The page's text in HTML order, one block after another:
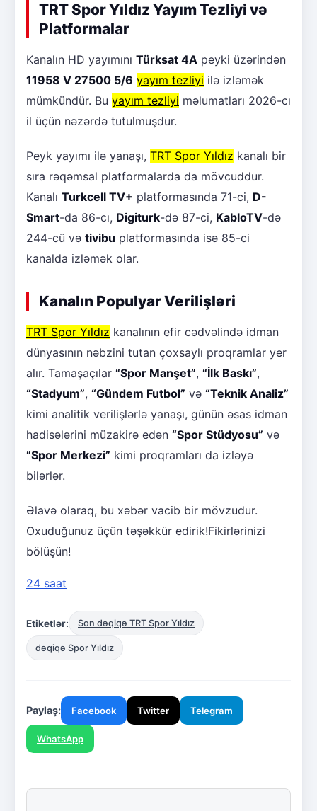
TRT Spor Yıldız Yayım Tezliyi və
Platformalar
Kanalın HD yayımını Türksat 4A peyki üzərindən
11958 V 27500 5/6 yayım tezliyi ilə izləmək
mümkündür. Bu yayım tezliyi məlumatları 2026-cı
il üçün nəzərdə tutulmuşdur.
Peyk yayımı ilə yanaşı, TRT Spor Yıldız kanalı bir
sıra rəqəmsal platformalarda da mövcuddur.
Kanalı Turkcell TV+ platformasında 71-ci, D-
Smart-da 86-cı, Digiturk-də 87-ci, KabloTV-də
244-cü və tivibu platformasında isə 85-ci
kanalda izləmək olar.
Kanalın Populyar Verilişləri
TRT Spor Yıldız kanalının efir cədvəlində idman
dünyasının nəbzini tutan çoxsaylı proqramlar yer
alır. Tamaşaçılar “Spor Manşet”, “İlk Baskı”,
“Stadyum”, “Gündem Futbol” və “Teknik Analiz”
kimi analitik verilişlərlə yanaşı, günün əsas idman
hadisələrini müzakirə edən “Spor Stüdyosu” və
“Spor Merkezi” kimi proqramları da izləyə
bilərlər.
Əlavə olaraq, bu xəbər vacib bir mövzudur.
Oxuduğunuz üçün təşəkkür edirik!Fikirlərinizi
bölüşün!
24 saat
Etiketlər: Son dəqiqə TRT Spor Yıldız
dəqiqə Spor Yıldız
Paylaş: Facebook Twitter Telegram
WhatsApp